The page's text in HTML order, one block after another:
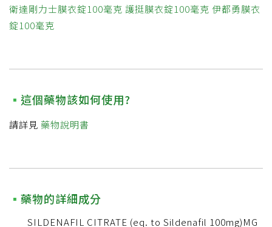
衛達剛力士膜衣錠100毫克 護挺膜衣錠100毫克 伊都勇膜衣
錠100毫克
這個藥物該如何使用?
請詳見 藥物說明書
藥物的詳細成分
SILDENAFIL CITRATE (eq. to Sildenafil 100mg)MG